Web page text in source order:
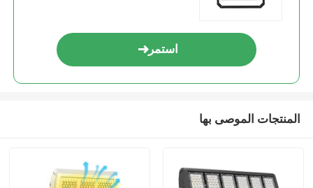
استمر
المنتجات الموصى بها